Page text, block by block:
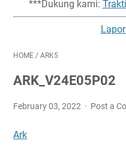
***Dukung kami:
HOME / ARK5
ARK_V24E05P02
February 03, 2022 Post a
Ark